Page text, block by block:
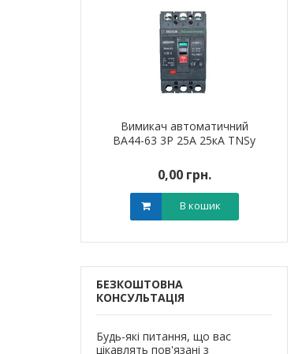
Вимикач автоматичний
ВА44-63 3Р 25А 25кА TNSy
0,00 грн.
В кошик
БЕЗКОШТОВНА
КОНСУЛЬТАЦІЯ
Будь-які питання, що вас
цікавлять пов'язані з